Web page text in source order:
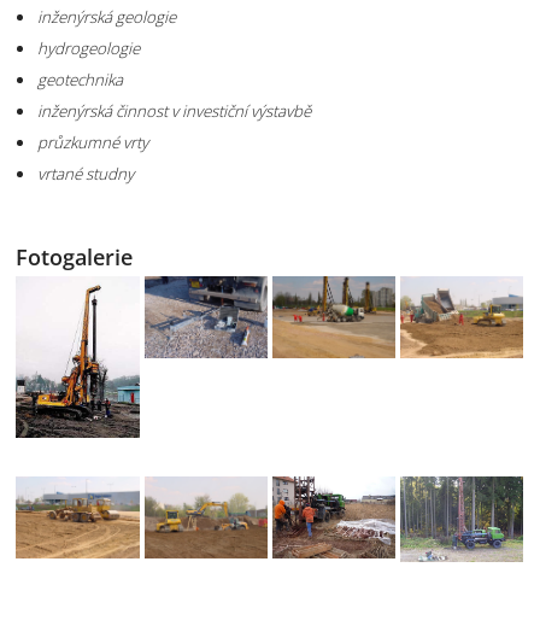
inženýrská geologie
hydrogeologie
geotechnika
inženýrská činnost v investiční výstavbě
průzkumné vrty
vrtané studny
Fotogalerie